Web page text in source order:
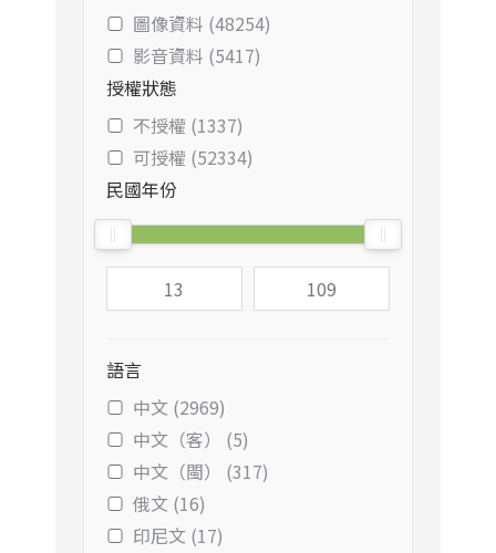
圖像資料 (48254)
影音資料 (5417)
授權狀態
不授權 (1337)
可授權 (52334)
民國年份
語言
中文 (2969)
中文（客） (5)
中文（閩） (317)
俄文 (16)
印尼文 (17)